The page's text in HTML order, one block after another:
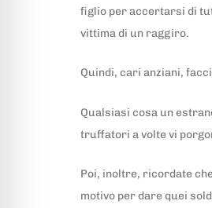
figlio per accertarsi di
vittima di un raggiro.
Quindi, cari anziani,
Qualsiasi cosa un
truffatori a volte vi
Poi, inoltre, ricordate
motivo per dare quei